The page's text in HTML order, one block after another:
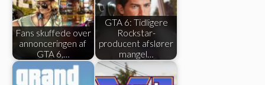
Fans skuffede over
annonceringen af ​​
GTA 6,…
GTA 6: Tidligere
Rockstar-
producent afslører
mangel…